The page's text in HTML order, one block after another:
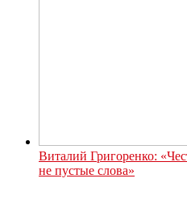
Виталий Григоренко:
не пустые слова»